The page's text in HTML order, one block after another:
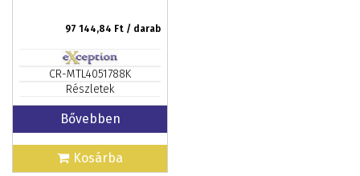
97 144,84 Ft / darab
CR-MTL4051788K
Részletek
Bővebben
Kosárba